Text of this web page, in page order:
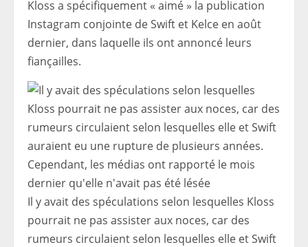
Kloss a spécifiquement « aimé » la publication
Instagram conjointe de Swift et Kelce en août
dernier, dans laquelle ils ont annoncé leurs
fiançailles.
Il y avait des spéculations selon lesquelles Kloss
pourrait ne pas assister aux noces, car des
rumeurs circulaient selon lesquelles elle et Swift